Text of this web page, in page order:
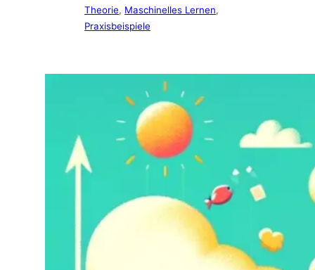
Theorie, Maschinelles Lernen
Praxisbeispiele